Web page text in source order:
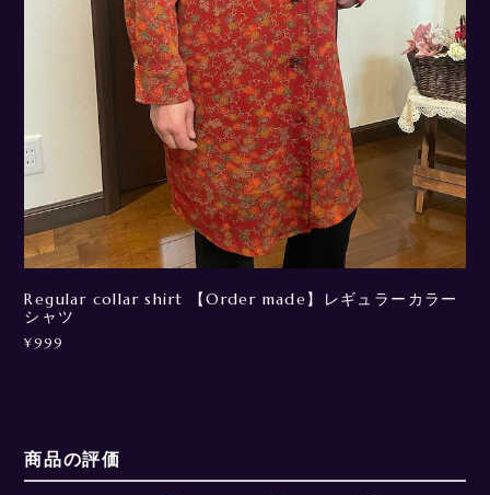
Regular collar shirt 【Order made】レギュラーカラー
シャツ
¥999
商品の評価